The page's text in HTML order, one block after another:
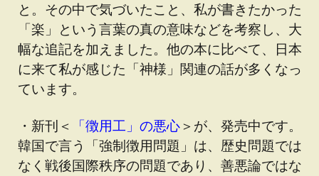
と。その中で気づいたこと、私が書きたかった
「楽」という言葉の真の意味などを考察し、大
幅な追記を加えました。他の本に比べて、日本
に来て私が感じた「神様」関連の話が多くなっ
ています。
・新刊＜ 「徴用工」の悪心＞が、発売中です。
韓国で言う「強制徴用問題」は、歴史問題では
なく戦後国際秩序の問題であり、善悪論ではな